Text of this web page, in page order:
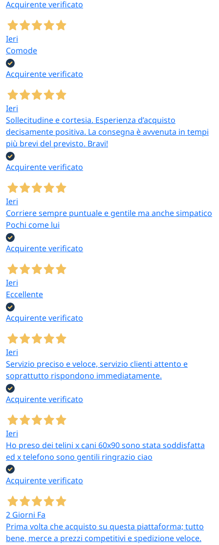
Acquirente verificato
Ieri
Comode
Acquirente verificato
Ieri
Sollecitudine e cortesia. Esperienza d’acquisto
decisamente positiva. La consegna è avvenuta in tempi
più brevi del previsto. Bravi!
Acquirente verificato
Ieri
Corriere sempre puntuale e gentile ma anche simpatico
Pochi come lui
Acquirente verificato
Ieri
Eccellente
Acquirente verificato
Ieri
Servizio preciso e veloce, servizio clienti attento e
soprattutto rispondono immediatamente.
Acquirente verificato
Ieri
Ho preso dei telini x cani 60x90 sono stata soddisfatta
ed x telefono sono gentili ringrazio ciao
Acquirente verificato
2 Giorni Fa
Prima volta che acquisto su questa piattaforma; tutto
bene, merce a prezzi competitivi e spedizione veloce.